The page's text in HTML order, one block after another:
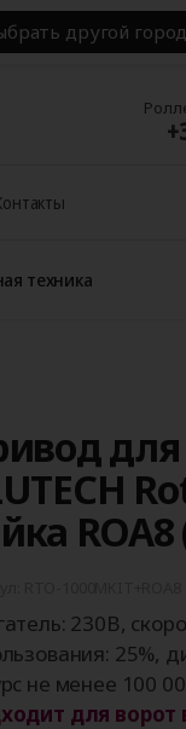
техника
230В,
25%,
не менее 100
для ворот
другой город